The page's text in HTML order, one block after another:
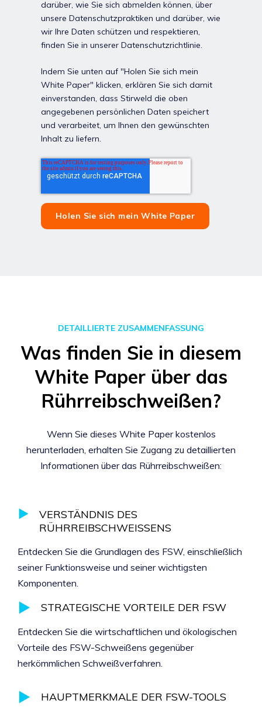
darüber, wie Sie sich abmelden können, über
unsere Datenschutzpraktiken und darüber, wie
wir Ihre Daten schützen und respektieren,
finden Sie in unserer Datenschutzrichtlinie.
Indem Sie unten auf "Holen Sie sich mein
White Paper" klicken, erklären Sie sich damit
einverstanden, dass Stirweld die oben
angegebenen persönlichen Daten speichert
und verarbeitet, um Ihnen den gewünschten
Inhalt zu liefern.
DETAILLIERTE ZUSAMMENFASSUNG
Was finden Sie in diesem
White Paper über das
Rührreibschweißen?
Wenn Sie dieses White Paper kostenlos
herunterladen, erhalten Sie Zugang zu detaillierten
Informationen über das Rührreibschweißen:
VERSTÄNDNIS DES
RÜHRREIBSCHWEISSENS
Entdecken Sie die Grundlagen des FSW, einschließlich
seiner Funktionsweise und seiner wichtigsten
Komponenten.
STRATEGISCHE VORTEILE DER FSW
Entdecken Sie die wirtschaftlichen und ökologischen
Vorteile des FSW-Schweißens gegenüber
herkömmlichen Schweißverfahren.
HAUPTMERKMALE DER FSW-TOOLS